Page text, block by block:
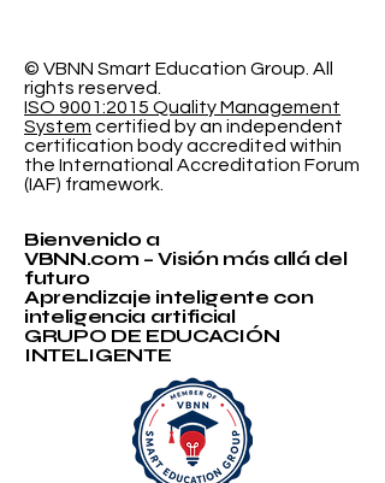
© VBNN Smart Education Group. All
rights reserved.
ISO 9001:2015 Quality Management
System certified by an independent
certification body accredited within
the International Accreditation Forum
(IAF) framework.
Bienvenido a
VBNN.com – Visión más allá del
futuro
Aprendizaje inteligente con
inteligencia artificial
GRUPO DE EDUCACIÓN
INTELIGENTE